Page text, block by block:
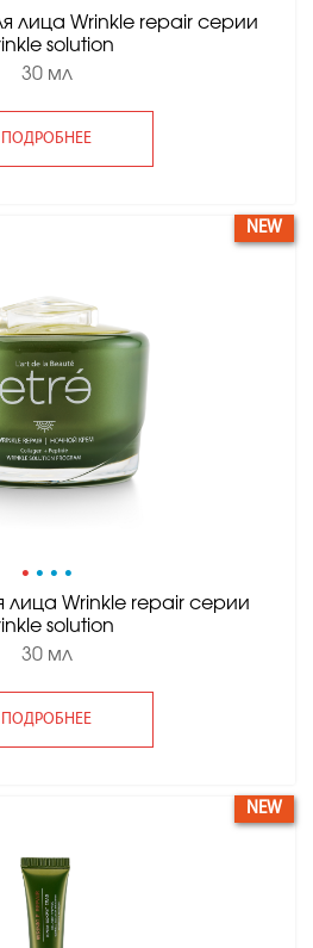
лица Wrinkle repair серии
solution
30 мл
ПОДРОБНЕЕ
• • • •
лица Wrinkle repair серии
solution
30 мл
ПОДРОБНЕЕ
NEW
NEW